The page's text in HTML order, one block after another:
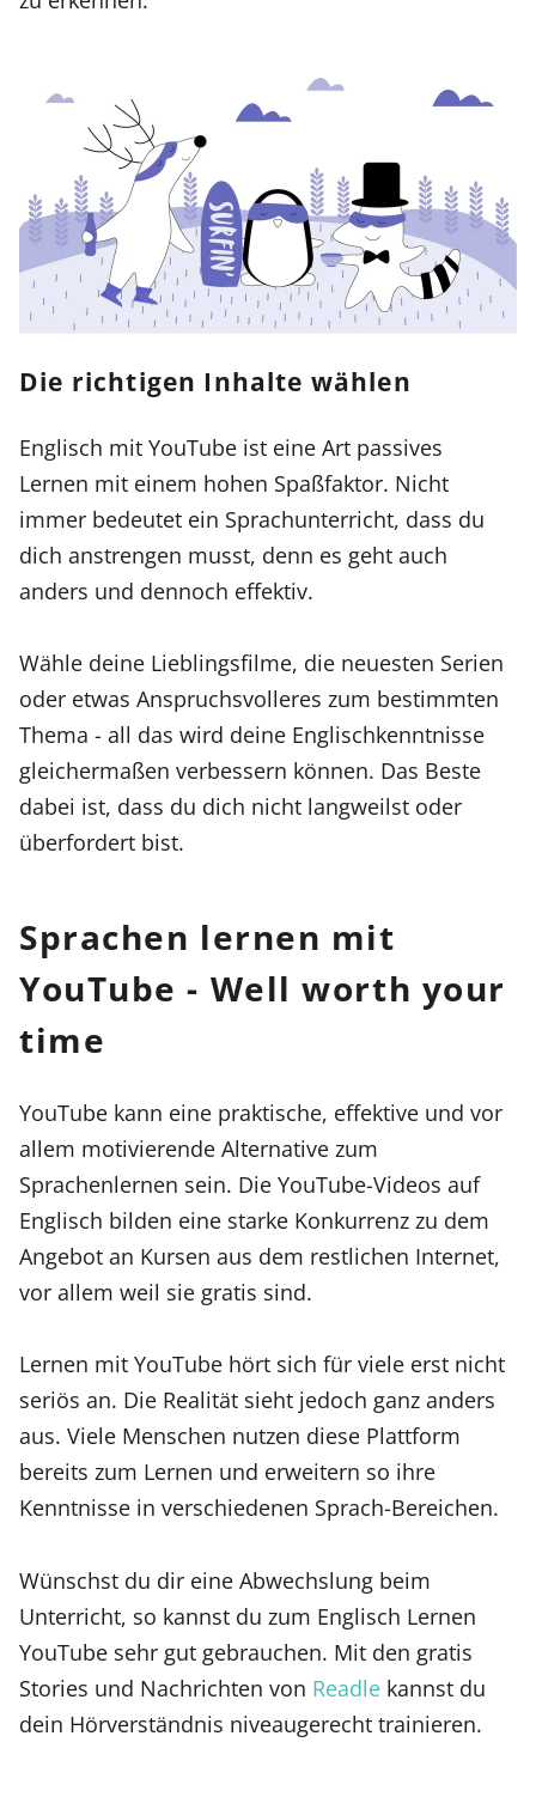
Die richtigen Inhalte wählen
Englisch mit YouTube ist eine Art passives
Lernen mit einem hohen Spaßfaktor. Nicht
immer bedeutet ein Sprachunterricht, dass du
dich anstrengen musst, denn es geht auch
anders und dennoch effektiv.
Wähle deine Lieblingsfilme, die neuesten Serien
oder etwas Anspruchsvolleres zum bestimmten
Thema - all das wird deine Englischkenntnisse
gleichermaßen verbessern können. Das Beste
dabei ist, dass du dich nicht langweilst oder
überfordert bist.
Sprachen lernen mit
YouTube - Well worth your
time
YouTube kann eine praktische, effektive und vor
allem motivierende Alternative zum
Sprachenlernen sein. Die YouTube-Videos auf
Englisch bilden eine starke Konkurrenz zu dem
Angebot an Kursen aus dem restlichen Internet,
vor allem weil sie gratis sind.
Lernen mit YouTube hört sich für viele erst nicht
seriös an. Die Realität sieht jedoch ganz anders
aus. Viele Menschen nutzen diese Plattform
bereits zum Lernen und erweitern so ihre
Kenntnisse in verschiedenen Sprach-Bereichen.
Wünschst du dir eine Abwechslung beim
Unterricht, so kannst du zum Englisch Lernen
YouTube sehr gut gebrauchen. Mit den gratis
Stories und Nachrichten von Readle kannst du
dein Hörverständnis niveaugerecht trainieren.